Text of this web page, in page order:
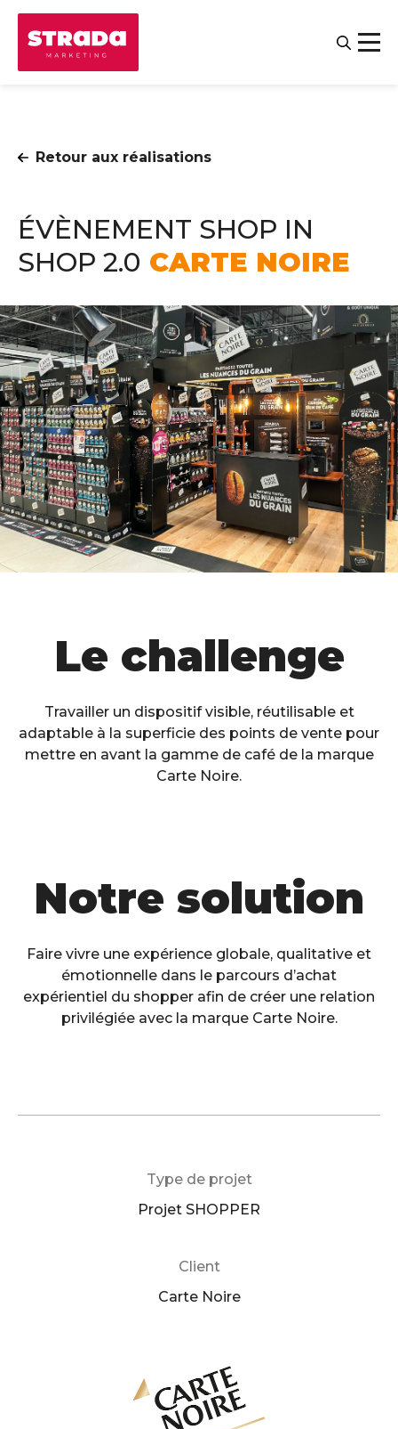
Contact
Salariés
Retour aux réalisations
ÉVÈNEMENT SHOP IN
SHOP 2.0 CARTE NOIRE
Le challenge
Travailler un dispositif visible, réutilisable et
adaptable à la superficie des points de vente pour
mettre en avant la gamme de café de la marque
Carte Noire.
Notre solution
Faire vivre une expérience globale, qualitative et
émotionnelle dans le parcours d’achat
expérientiel du shopper afin de créer une relation
privilégiée avec la marque Carte Noire.
Type de projet
Projet SHOPPER
Client
Carte Noire